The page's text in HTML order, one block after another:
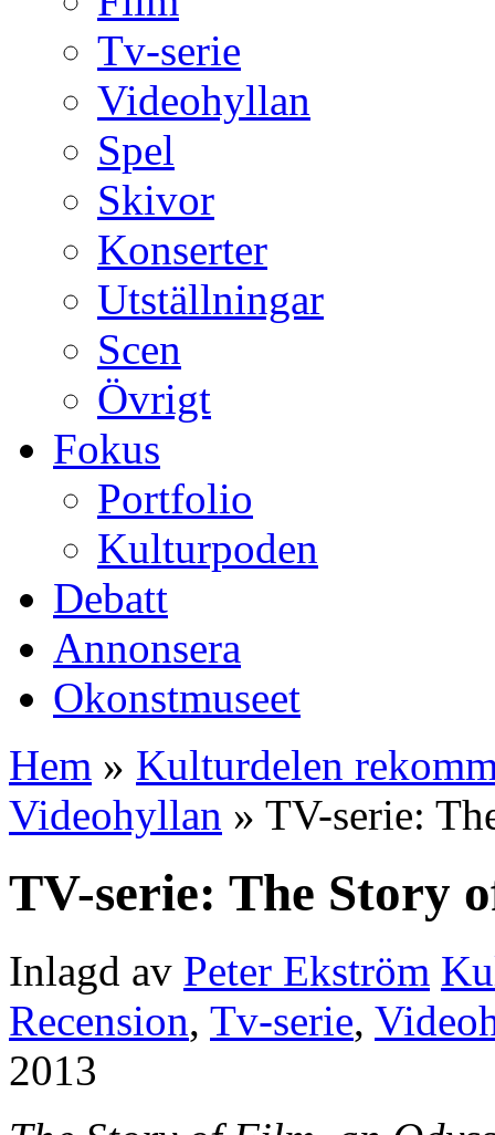
Tv-serie
Videohyllan
Spel
Skivor
Konserter
Utställningar
Scen
Övrigt
Fokus
Portfolio
Kulturpoden
Debatt
Annonsera
Okonstmuseet
Hem » Kulturdelen
Videohyllan » TV-serie:
TV-serie: The Story
Inlagd av Peter Ekström
Recension, Tv-serie,
2013